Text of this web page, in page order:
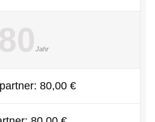
80 Jahr
80,00 €